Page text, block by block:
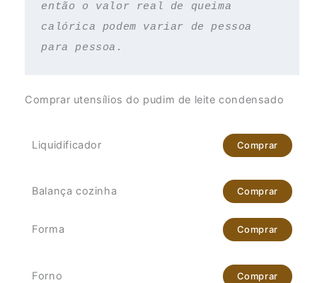
então o valor real de queima
calórica podem variar de pessoa
para pessoa.
Comprar utensílios do pudim de leite condensado
Liquidificador Comprar
Balança cozinha Comprar
Forma Comprar
Forno Comprar